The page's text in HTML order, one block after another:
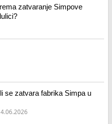
zatvaranje Simpove
se zatvara fabrika Simpa u